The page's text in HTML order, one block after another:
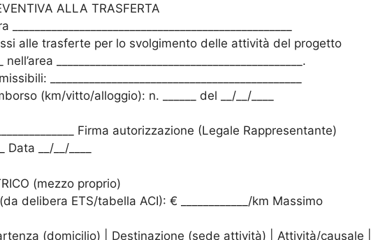
ALLA TRASFERTA
alle trasferte per lo svolgimento delle attività del progetto
____________________________________________.
_____________________________________________
(km/vitto/alloggio): n. ______ del __/__/____
Firma autorizzazione (Legale Rappresentante)
Data __/__/____
(mezzo proprio)
delibera ETS/tabella ACI): € ____________/km Massimo
(domicilio) | Destinazione (sede attività) | Attività/causale |